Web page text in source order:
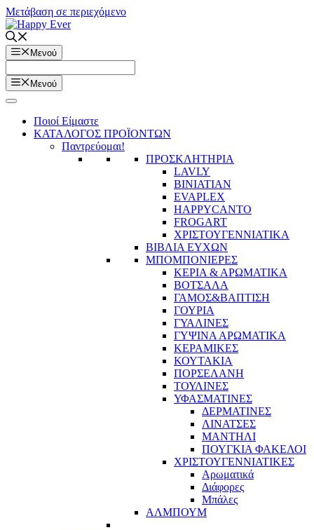
Μετάβαση σε περιεχόμενο
Μενού
Μενού
Ποιοί Είμαστε
ΚΑΤΑΛΟΓΟΣ ΠΡΟΪΟΝΤΩΝ
Παντρεύομαι!
ΠΡΟΣΚΛΗΤΗΡΙΑ
LAVLY
BINIATIAN
EVAPLEX
HAPPYCANTO
FROGART
ΧΡΙΣΤΟΥΓΕΝΝΙΑΤΙΚΑ
ΒΙΒΛΙΑ ΕΥΧΩΝ
ΜΠΟΜΠΟΝΙΕΡΕΣ
ΚΕΡΙΑ & ΑΡΩΜΑΤΙΚΑ
ΒΟΤΣΑΛΑ
ΓΑΜΟΣ&ΒΑΠΤΙΣΗ
ΓΟΥΡΙΑ
ΓΥΑΛΙΝΕΣ
ΓΥΨΙΝΑ ΑΡΩΜΑΤΙΚΑ
ΚΕΡΑΜΙΚΕΣ
ΚΟΥΤΑΚΙΑ
ΠΟΡΣΕΛΑΝΗ
ΤΟΥΛΙΝΕΣ
ΥΦΑΣΜΑΤΙΝΕΣ
ΔΕΡΜΑΤΙΝΕΣ
ΛΙΝΑΤΣΕΣ
ΜΑΝΤΗΛΙ
ΠΟΥΓΚΙΑ ΦΑΚΕΛΟΙ
ΧΡΙΣΤΟΥΓΕΝΝΙΑΤΙΚΕΣ
Αρωματικά
Διάφορες
Μπάλες
ΑΛΜΠΟΥΜ